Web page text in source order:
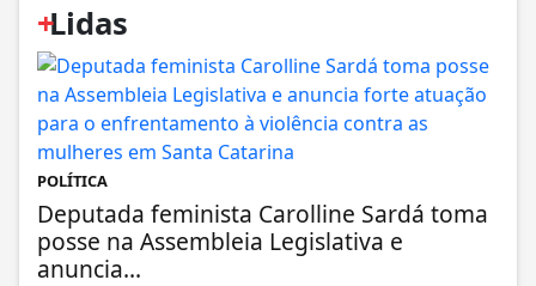
+
Lidas
POLÍTICA
Deputada feminista Carolline Sardá toma
posse na Assembleia Legislativa e
anuncia...